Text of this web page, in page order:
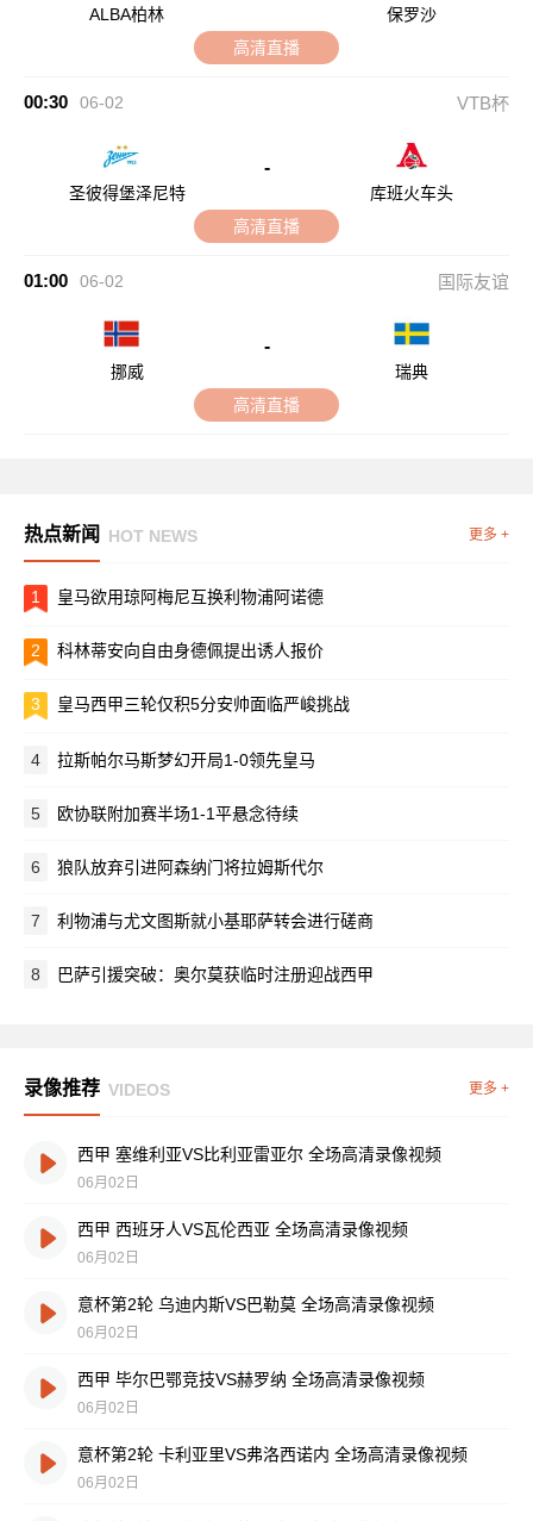
ALBA柏林
保罗沙
高清直播
00:30 06-02 VTB杯
圣彼得堡泽尼特
-
库班火车头
高清直播
01:00 06-02 国际友谊
挪威
-
瑞典
高清直播
热点新闻 HOT NEWS 更多 +
1 皇马欲用琼阿梅尼互换利物浦阿诺德
2 科林蒂安向自由身德佩提出诱人报价
3 皇马西甲三轮仅积5分安帅面临严峻挑战
4 拉斯帕尔马斯梦幻开局1-0领先皇马
5 欧协联附加赛半场1-1平悬念待续
6 狼队放弃引进阿森纳门将拉姆斯代尔
7 利物浦与尤文图斯就小基耶萨转会进行磋商
8 巴萨引援突破：奥尔莫获临时注册迎战西甲
录像推荐 VIDEOS 更多 +
西甲 塞维利亚VS比利亚雷亚尔 全场高清录像视频
06月02日
西甲 西班牙人VS瓦伦西亚 全场高清录像视频
06月02日
意杯第2轮 乌迪内斯VS巴勒莫 全场高清录像视频
06月02日
西甲 毕尔巴鄂竞技VS赫罗纳 全场高清录像视频
06月02日
意杯第2轮 卡利亚里VS弗洛西诺内 全场高清录像视频
06月02日